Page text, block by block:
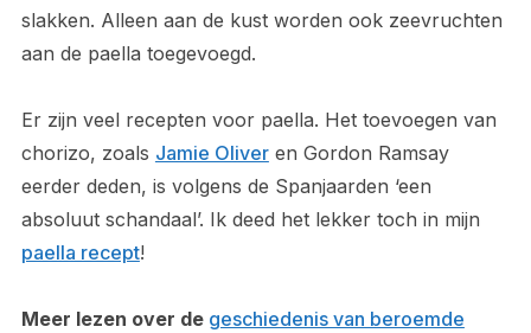
slakken. Alleen aan de kust worden ook zeevruchten
aan de paella toegevoegd.
Er zijn veel recepten voor paella. Het toevoegen van
chorizo, zoals Jamie Oliveren Gordon Ramsay
eerder deden, is volgens de Spanjaarden ‘een
absoluut schandaal’. Ik deed het lekker toch in mijn
paella recept!
Meer lezen over de geschiedenis van beroemde